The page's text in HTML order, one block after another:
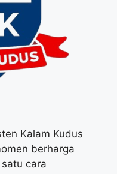
Kalam Kudus
berharga
cara